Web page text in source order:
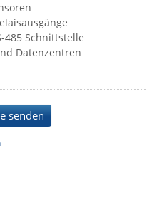
485 Schnittstelle
Datenzentren
senden